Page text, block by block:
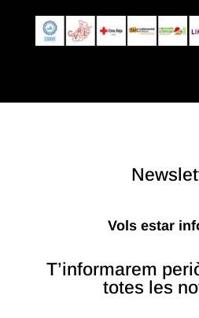
Vols estar
T’informarem
totes les